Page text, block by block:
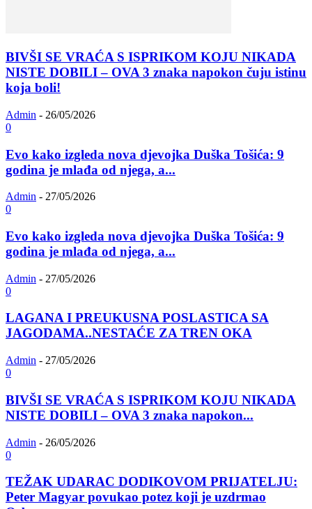
BIVŠI SE VRAĆA S ISPRIKOM KOJU NIKADA
NISTE DOBILI – OVA 3 znaka napokon čuju istinu
koja boli!
Admin - 26/05/2026
0
Evo kako izgleda nova djevojka Duška Tošića: 9
godina je mlađa od njega, a...
Admin - 27/05/2026
0
Evo kako izgleda nova djevojka Duška Tošića: 9
godina je mlađa od njega, a...
Admin - 27/05/2026
0
LAGANA I PREUKUSNA POSLASTICA SA
JAGODAMA..NESTAĆE ZA TREN OKA
Admin - 27/05/2026
0
BIVŠI SE VRAĆA S ISPRIKOM KOJU NIKADA
NISTE DOBILI – OVA 3 znaka napokon...
Admin - 26/05/2026
0
TEŽAK UDARAC DODIKOVOM PRIJATELJU:
Peter Magyar povukao potez koji je uzdrmao